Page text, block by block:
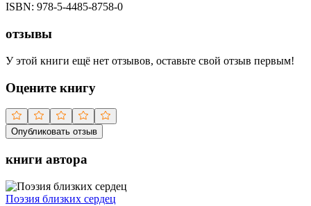
ISBN: 978-5-4485-8758-0
отзывы
У этой книги ещё нет отзывов, оставьте свой отзыв первым!
Оцените книгу
Опубликовать отзыв
книги автора
Поэзия близких сердец